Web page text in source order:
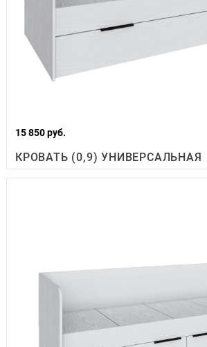
15 850 руб.
КРОВАТЬ (0,9) УНИВЕРСАЛЬНАЯ